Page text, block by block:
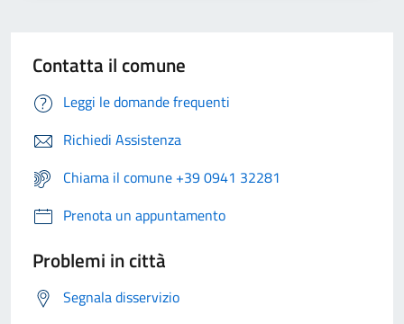
Contatta il comune
Leggi le domande frequenti
Richiedi Assistenza
Chiama il comune +39 0941 32281
Prenota un appuntamento
Problemi in città
Segnala disservizio